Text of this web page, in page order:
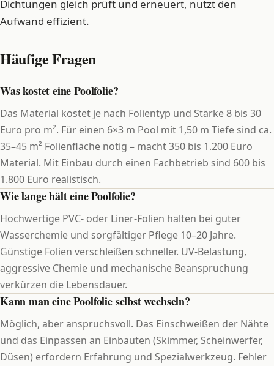
Dichtungen gleich prüft und erneuert, nutzt den
Aufwand effizient.
Häufige Fragen
Was kostet eine Poolfolie?
Das Material kostet je nach Folientyp und Stärke 8 bis 30
Euro pro m². Für einen 6×3 m Pool mit 1,50 m Tiefe sind ca.
35–45 m² Folienfläche nötig – macht 350 bis 1.200 Euro
Material. Mit Einbau durch einen Fachbetrieb sind 600 bis
1.800 Euro realistisch.
Wie lange hält eine Poolfolie?
Hochwertige PVC- oder Liner-Folien halten bei guter
Wasserchemie und sorgfältiger Pflege 10–20 Jahre.
Günstige Folien verschleißen schneller. UV-Belastung,
aggressive Chemie und mechanische Beanspruchung
verkürzen die Lebensdauer.
Kann man eine Poolfolie selbst wechseln?
Möglich, aber anspruchsvoll. Das Einschweißen der Nähte
und das Einpassen an Einbauten (Skimmer, Scheinwerfer,
Düsen) erfordern Erfahrung und Spezialwerkzeug. Fehler